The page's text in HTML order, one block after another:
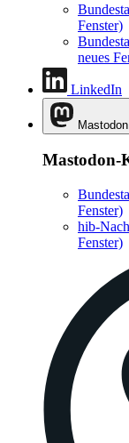
Fenster)
neues
LinkedIn
Mastodon
Mastodon-
Fenster)
hib-
Fenster)